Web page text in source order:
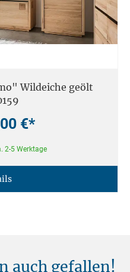
Wildeiche geölt
€*
2-5 Werktage
auch gefallen!